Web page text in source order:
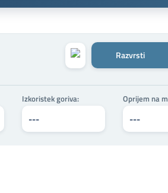
Razvrsti
Izkoristek goriva: Oprijem na